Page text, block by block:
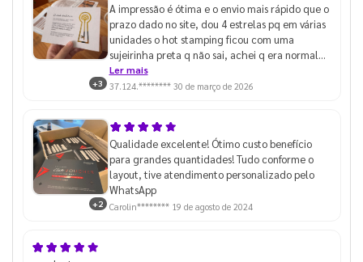
+3
A impressão é ótima e o envio mais rápido que o
prazo dado no site, dou 4 estrelas pq em várias
unidades o hot stamping ficou com uma
sujeirinha preta q não sai, achei q era normal
até pegar algumas unidades que estava
perfeito
Ler mais
37.124.******** 30 de março de 2026
+2
Qualidade excelente! Ótimo custo benefício
para grandes quantidades! Tudo conforme o
layout, tive atendimento personalizado pelo
WhatsApp
Carolin******** 19 de agosto de 2024